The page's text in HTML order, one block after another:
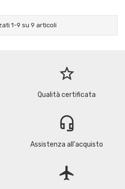
1-9 su 9 articoli
star_border
Qualità certificata
headset_mic
Assistenza all'acquisto
flight